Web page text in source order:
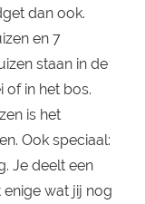
dan ook.
en 7
staan in de
of in het bos.
is het
Ook speciaal:
Je deelt een
wat jij nog